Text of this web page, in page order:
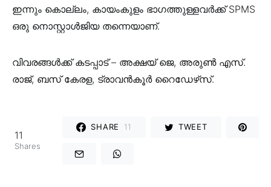
ഇന്നും കൊല്ലം, കായംകുളം ഭാഗത്തുള്ളവർക്ക് SPMS
ഒരു നൊസ്റ്റാൾജിയ തന്നെയാണ്.
വിവരങ്ങൾക്ക് കടപ്പാട് – അക്ഷയ് ജെ, അരുൺ എസ്.
രാജ്, ബസ് കേരള, ട്രാവൻകൂർ റൈഡേഴ്‌സ്.
11
Shares
SHARE 11 TWEET